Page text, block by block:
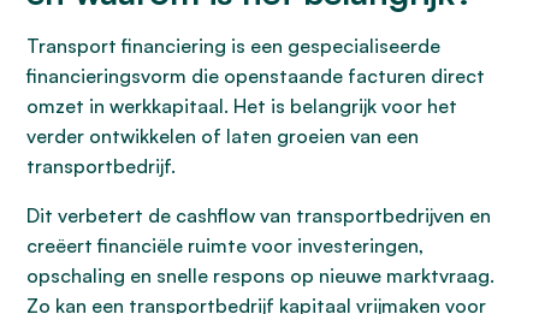
Transport financiering is een gespecialiseerde
financieringsvorm die openstaande facturen direct
omzet in werkkapitaal. Het is belangrijk voor het
verder ontwikkelen of laten groeien van een
transportbedrijf.
Dit verbetert de cashflow van transportbedrijven en
creëert financiële ruimte voor investeringen,
opschaling en snelle respons op nieuwe marktvraag.
Zo kan een transportbedrijf kapitaal vrijmaken voor